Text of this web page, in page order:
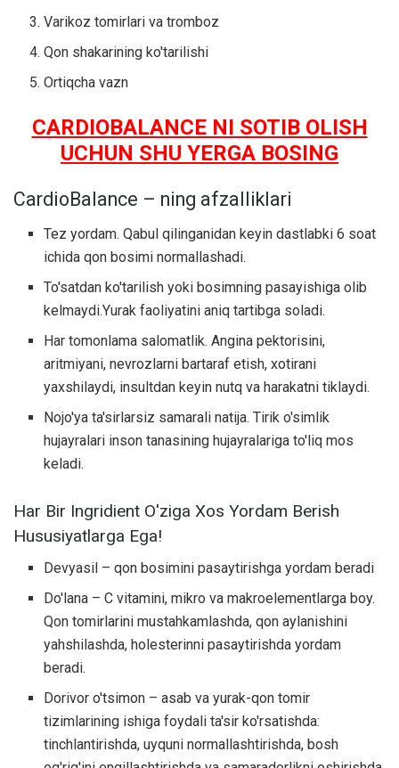
Varikoz tomirlari va tromboz
Qon shakarining ko'tarilishi
Ortiqcha vazn
CARDIOBALANCE NI SOTIB OLISH
UCHUN SHU YERGA BOSING
CardioBalance – ning afzalliklari
Tez yordam. Qabul qilinganidan keyin dastlabki 6 soat
ichida qon bosimi normallashadi.
To'satdan ko'tarilish yoki bosimning pasayishiga olib
kelmaydi.Yurak faoliyatini aniq tartibga soladi.
Har tomonlama salomatlik. Angina pektorisini,
aritmiyani, nevrozlarni bartaraf etish, xotirani
yaxshilaydi, insultdan keyin nutq va harakatni tiklaydi.
Nojo'ya ta'sirlarsiz samarali natija. Tirik o'simlik
hujayralari inson tanasining hujayralariga to'liq mos
keladi.
Har Bir Ingridient O'ziga Xos Yordam Berish
Hususiyatlarga Ega!
Devyasil – qon bosimini pasaytirishga yordam beradi
Do'lana – С vitamini, mikro va makroelementlarga boy.
Qon tomirlarini mustahkamlashda, qon aylanishini
yahshilashda, holesterinni pasaytirishda yordam
beradi.
Dorivor o'tsimon – asab va yurak-qon tomir
tizimlarining ishiga foydali ta'sir ko'rsatishda:
tinchlantirishda, uyquni normallashtirishda, bosh